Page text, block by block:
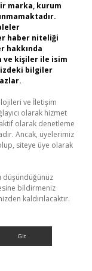
marka, kurum
haber niteliği
hakkında
ve kişiler ile isim
bilgiler
ve İletişim
olarak hizmet
olarak denetleme
Ancak, üyelerimiz
siteye üye olarak
düşündüğünüz
bildirmeniz
kaldırılacaktır.